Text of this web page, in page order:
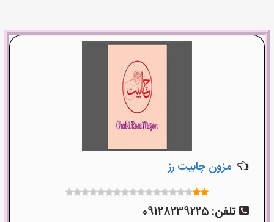
مزون چابیت رز
تلفن: 09128239225